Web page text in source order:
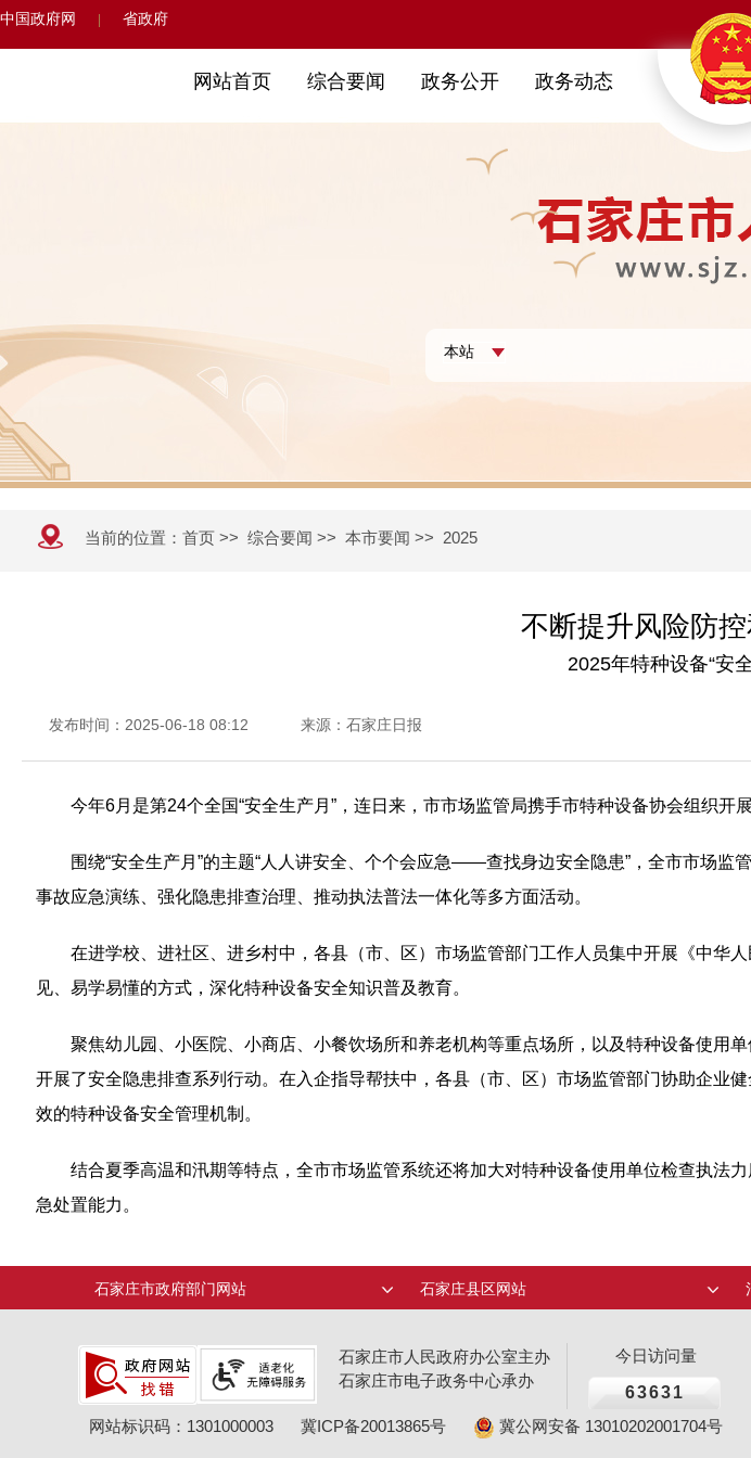
中国政府网 省政府
网站首页 综合要闻 政务公开 政务动态
当前的位置： 首页 >> 综合要闻 >> 本市要闻 >> 2025
不断提升风险防
2025年特种设备“安
发布时间：2025-06-18 08:12 来源：石家庄日报
今年6月是第24个全国“安全生产月”，连日来，市市场监管局携手市特种设备协会组织
围绕“安全生产月”的主题“人人讲安全、个个会应急——查找身边安全隐患”，全市市场监
事故应急演练、强化隐患排查治理、推动执法普法一体化等多方面活动。
在进学校、进社区、进乡村中，各县（市、区）市场监管部门工作人员集中开展《中华
见、易学易懂的方式，深化特种设备安全知识普及教育。
聚焦幼儿园、小医院、小商店、小餐饮场所和养老机构等重点场所，以及特种设备使用
开展了安全隐患排查系列行动。在入企指导帮扶中，各县（市、区）市场监管部门协助企业
效的特种设备安全管理机制。
结合夏季高温和汛期等特点，全市市场监管系统还将加大对特种设备使用单位检查执法
急处置能力。